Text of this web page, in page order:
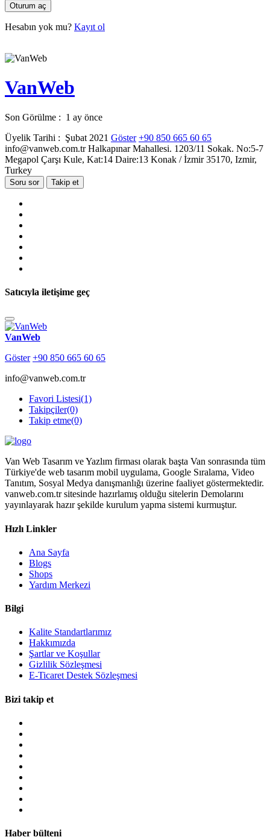
Oturum aç
Hesabın yok mu? Kayıt ol
VanWeb
Son Görülme : 1 ay önce
Üyelik Tarihi : Şubat 2021 Göster +90 850 665 60 65
info@vanweb.com.tr Halkapınar Mahallesi. 1203/11 Sokak. No:5-7
Megapol Çarşı Kule, Kat:14 Daire:13 Konak / İzmir 35170, Izmir,
Turkey
Soru sor Takip et
Satıcıyla iletişime geç
VanWeb
Göster +90 850 665 60 65
info@vanweb.com.tr
Favori Listesi(1)
Takipçiler(0)
Takip etme(0)
Van Web Tasarım ve Yazlım firması olarak başta Van sonrasında tüm
Türkiye'de web tasarım mobil uygulama, Google Sıralama, Video
Tanıtım, Sosyal Medya danışmanlığı üzerine faaliyet göstermektedir.
vanweb.com.tr sitesinde hazırlamış olduğu sitelerin Demolarını
yayınlayarak hazır şekilde kurulum yapma sistemi kurmuştur.
Hızlı Linkler
Ana Sayfa
Blogs
Shops
Yardım Merkezi
Bilgi
Kalite Standartlarımız
Hakkımızda
Şartlar ve Koşullar
Gizlilik Sözleşmesi
E-Ticaret Destek Sözleşmesi
Bizi takip et
Haber bülteni